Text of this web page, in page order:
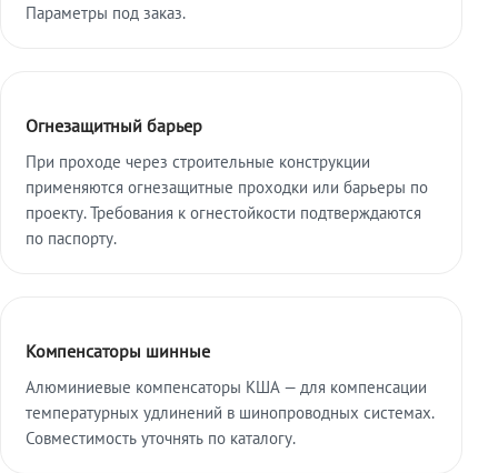
Параметры под заказ.
Огнезащитный барьер
При проходе через строительные конструкции
применяются огнезащитные проходки или барьеры по
проекту. Требования к огнестойкости подтверждаются
по паспорту.
Компенсаторы шинные
Алюминиевые компенсаторы КША — для компенсации
температурных удлинений в шинопроводных системах.
Совместимость уточнять по каталогу.